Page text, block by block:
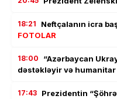
18:21 Neftçalanın icra
FOTOLAR
18:00
“Azərbaycan
dəstəkləyir və humanitar
17:43 Prezidentin